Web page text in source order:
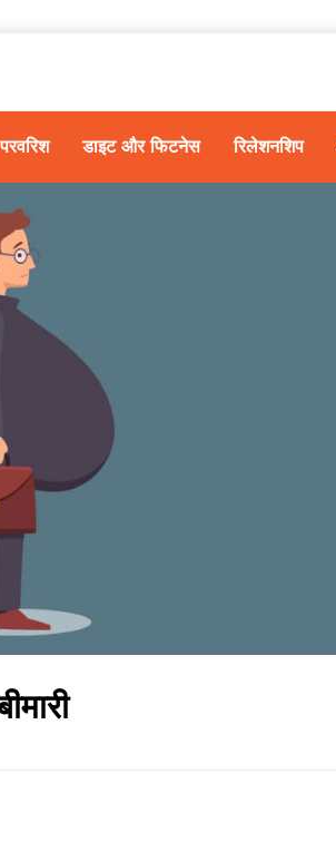
डाइट और फिटनेस रिलेशनशिप